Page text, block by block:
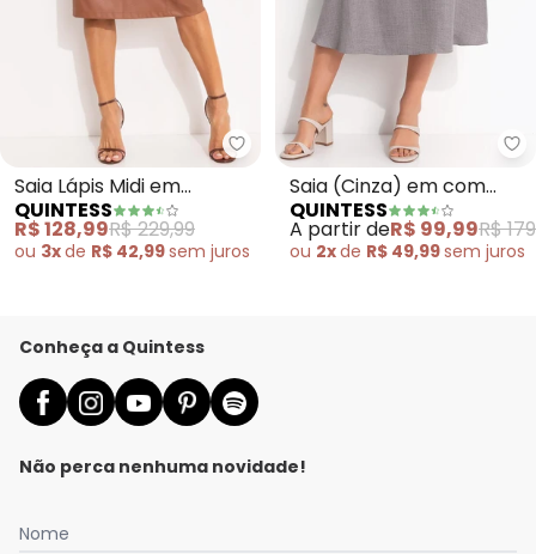
Quintess - Saia Lápis Midi em
Saia Lápis Midi em
Material Sintético
Marrom com Fenda e
QUINTESS
R$ 128,99R$ 229,99
ou 3xde R$ 42,99sem juros
Saia (Cinza) em com
Aspecto de Linho
QUINTESS
A partir deR$ 99,99R$
ou 2xde R$ 49,99sem juros
Conheça a Quintess
Não perca nenhuma novidade!
Nome